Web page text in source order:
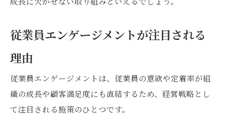
従業員エンゲージメントが注目される
理由
従業員エンゲージメントは、従業員の意欲や定着率が組
織の成長や顧客満足度にも直結するため、経営戦略とし
て注目される施策のひとつです。